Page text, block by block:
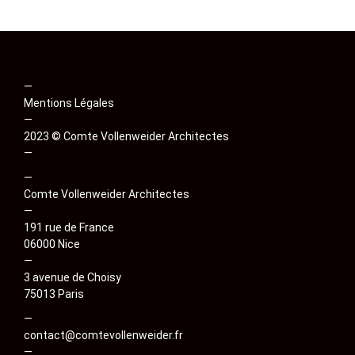
g
a
o
n
d
—
Mentions Légales
—
2023 © Comte Vollenweider Architectes
—
—
Comte Vollenweider Architectes
—
191 rue de France
06000 Nice
—
3 avenue de Choisy
75013 Paris
—
contact@comtevollenweider.fr
—